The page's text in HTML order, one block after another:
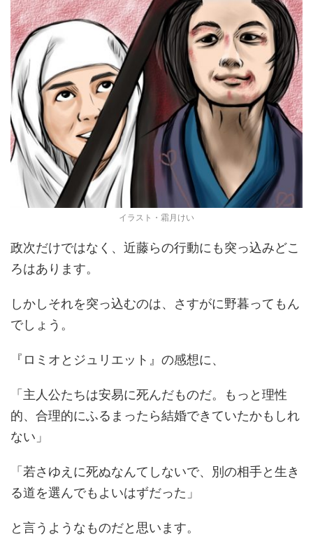
イラスト・霜月けい
政次だけではなく、近藤らの行動にも突っ込みどこ
ろはあります。
しかしそれを突っ込むのは、さすがに野暮ってもん
でしょう。
『ロミオとジュリエット』の感想に、
「主人公たちは安易に死んだものだ。もっと理性
的、合理的にふるまったら結婚できていたかもしれ
ない」
「若さゆえに死ぬなんてしないで、別の相手と生き
る道を選んでもよいはずだった」
と言うようなものだと思います。